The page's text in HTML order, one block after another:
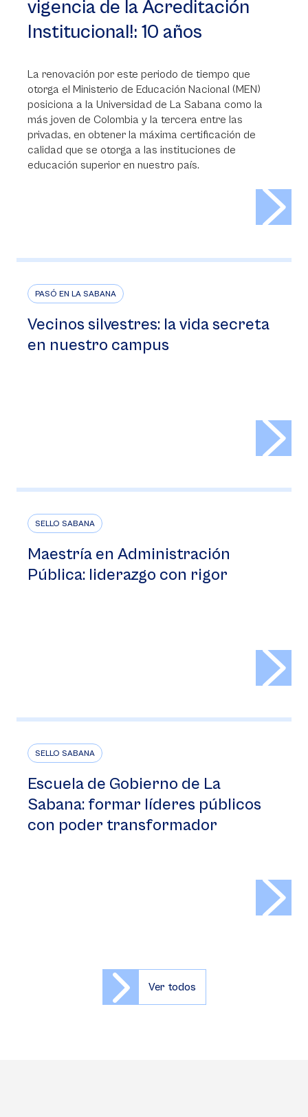
vigencia de la Acreditación
Institucional!: 10 años
La renovación por este periodo de tiempo que
otorga el Ministerio de Educación Nacional (MEN)
posiciona a la Universidad de La Sabana como la
más joven de Colombia y la tercera entre las
privadas, en obtener la máxima certificación de
calidad que se otorga a las instituciones de
educación superior en nuestro país.
PASÓ EN LA SABANA
Vecinos silvestres: la vida secreta
en nuestro campus
SELLO SABANA
Maestría en Administración
Pública: liderazgo con rigor
SELLO SABANA
Escuela de Gobierno de La
Sabana: formar líderes públicos
con poder transformador
Ver todos